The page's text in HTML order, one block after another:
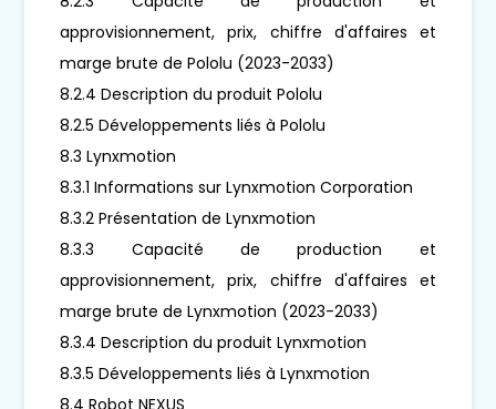
approvisionnement, prix, chiffre d'affaires et
marge brute de Pololu (2023-2033)
8.2.4 Description du produit Pololu
8.2.5 Développements liés à Pololu
8.3 Lynxmotion
8.3.1 Informations sur Lynxmotion Corporation
8.3.2 Présentation de Lynxmotion
8.3.3 Capacité de production et
approvisionnement, prix, chiffre d'affaires et
marge brute de Lynxmotion (2023-2033)
8.3.4 Description du produit Lynxmotion
8.3.5 Développements liés à Lynxmotion
8.4 Robot NEXUS